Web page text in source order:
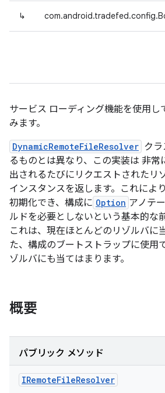
↳
サービス ローディング機能を使用し
みます。
DynamicRemoteFileResolver ク
るものとは異なり、この実装は 非常
出されるたびにリクエストされたリ
インスタンスを返します。これによ
初期化でき、構成に Option アノテ
ルドを必要としないという基本的な
これは、現在ほとんどのリゾルバに
た、構成のブートストラップに使用
ゾルバにも当てはまります。
概要
パブリック メソッド
IRemoteFileResolver